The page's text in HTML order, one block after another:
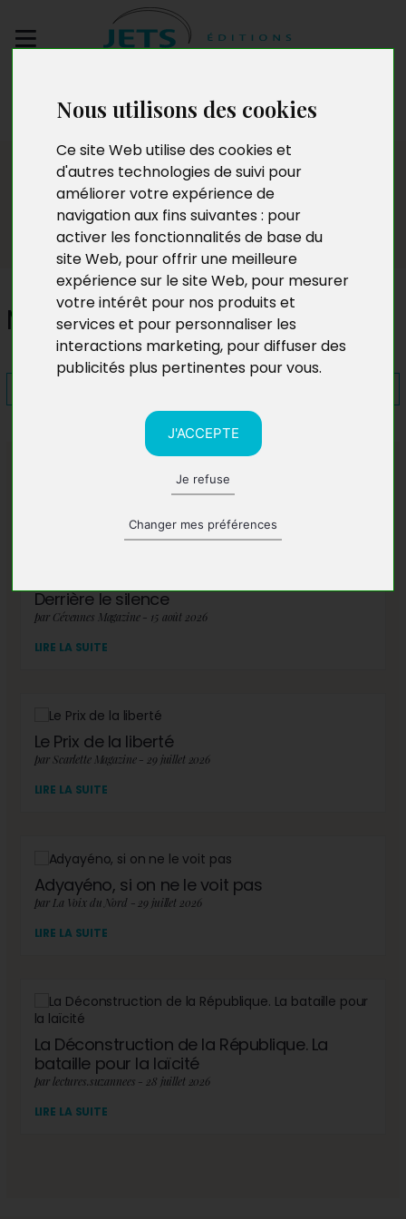
Nous utilisons des cookies
Ce site Web utilise des cookies et
d'autres technologies de suivi pour
améliorer votre expérience de
navigation aux fins suivantes : pour
activer les fonctionnalités de base du
site Web, pour offrir une meilleure
expérience sur le site Web, pour mesurer
votre intérêt pour nos produits et
services et pour personnaliser les
interactions marketing, pour diffuser des
publicités plus pertinentes pour vous.
J'ACCEPTE
Je refuse
Changer mes préférences
manuscrit
Presse
Maradiplégie
A lire également
Derrière le silence
par Cévennes Magazine - 15 août 2026
LIRE LA SUITE
Le Prix de la liberté
par Scarlette Magazine - 29 juillet 2026
LIRE LA SUITE
Adyayéno, si on ne le voit pas
par La Voix du Nord - 29 juillet 2026
LIRE LA SUITE
La Déconstruction de la République. La
bataille pour la laïcité
par lectures.suzannees - 28 juillet 2026
LIRE LA SUITE